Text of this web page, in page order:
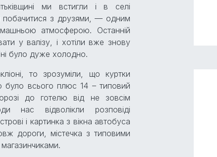
ми встигли і в селі
побачитися з друзями, — одним
атмосферою. Останній
у валізу, і хотіли вже знову
було дуже холодно.
то зрозуміли, що куртки
було всього плюс 14 – типовий
до готелю від не зовсім
нас відволікли розповіді
і картинка з вікна автобуса
дороги, містечка з типовими